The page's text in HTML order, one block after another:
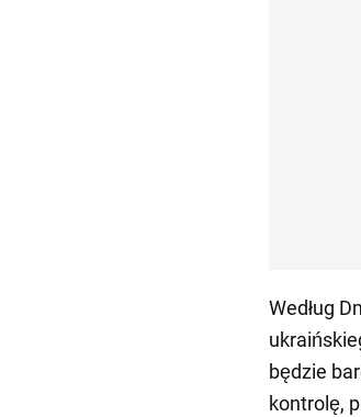
Według
będzie
kontrolę,